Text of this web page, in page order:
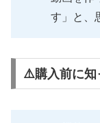
す」と、
⚠️購入前に知